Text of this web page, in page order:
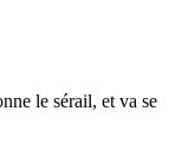
le sérail, et va se